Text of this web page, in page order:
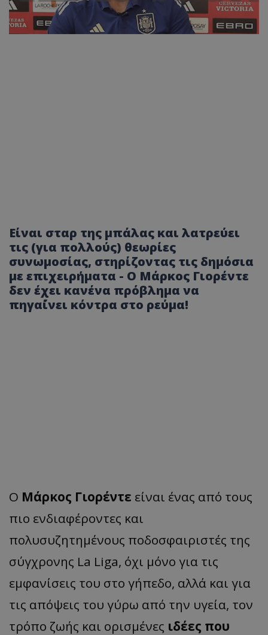
Είναι σταρ της μπάλας και λατρεύει
τις (για πολλούς) θεωρίες
συνωμοσίας, στηρίζοντας τις δημόσια
με επιχειρήματα - Ο Μάρκος Γιορέντε
δεν έχει κανένα πρόβλημα να
πηγα΄ίνει κόντρα στο ρεύμα!
Ο Μάρκος Γιορέντε είναι ένας από τους
πιο ενδιαφέροντες και
πολυσυζητημένους ποδοσφαιριστές της
σύγχρονης La Liga, όχι μόνο για τις
εμφανίσεις του στο γήπεδο, αλλά και για
τις απόψεις του γύρω από την υγεία, τον
τρόπο ζωής και ορισμένες ιδέες που